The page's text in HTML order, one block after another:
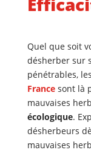
Quel que soit
désherber sur
pénétrables, les
Francesont là
mauvaises
écologique.
désherbeurs
mauvaises